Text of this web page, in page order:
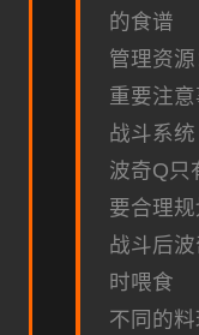
的食谱
管理资
重要注意
战斗系统
波奇Q只
要合理规
战斗后
时喂食
不同的